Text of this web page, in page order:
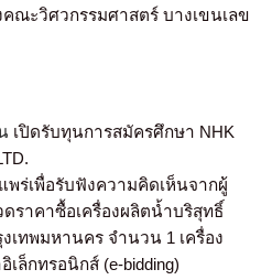
คณะวิศวกรรมศาสตร์ บางเขนเลข
เปิดรับทุนการสมัครศึกษา NHK
พร่เพื่อรับฟังความคิดเห็นจากผู้
ราคาซื้อเครื่องผลิตน้ำบริสุทธิ์
เทพมหานคร จำนวน 1 เครื่อง
ล็กทรอนิกส์ (e-bidding)